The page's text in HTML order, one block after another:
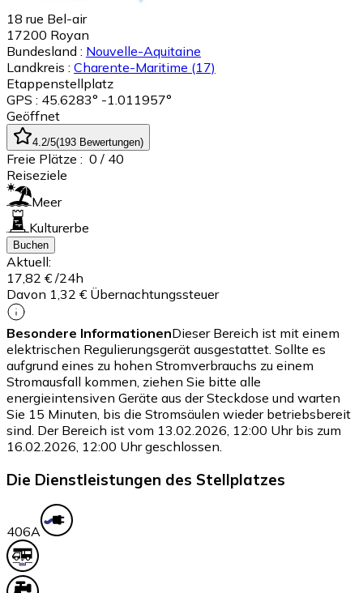
18 rue Bel-air
17200 Royan
Bundesland : Nouvelle-Aquitaine
Landkreis : Charente-Maritime (17)
Etappenstellplatz
GPS : 45.6283° -1.011957°
Geöffnet
4.2/5(193 Bewertungen)
Freie Plätze : 0 / 40
Reiseziele
Meer
Kulturerbe
Buchen
Aktuell:
17,82 € /24h
Davon 1,32 € Übernachtungssteuer
Besondere InformationenDieser Bereich ist mit einem
elektrischen Regulierungsgerät ausgestattet. Sollte es
aufgrund eines zu hohen Stromverbrauchs zu einem
Stromausfall kommen, ziehen Sie bitte alle
energieintensiven Geräte aus der Steckdose und warten
Sie 15 Minuten, bis die Stromsäulen wieder betriebsbereit
sind. Der Bereich ist vom 13.02.2026, 12:00 Uhr bis zum
16.02.2026, 12:00 Uhr geschlossen.
Die Dienstleistungen des Stellplatzes
406A